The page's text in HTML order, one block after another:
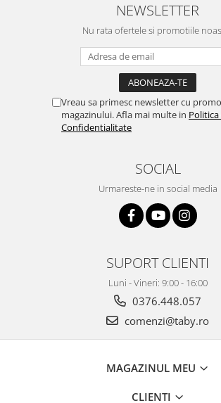
NEWSLETTER
Nu rata ofertele si promotiile
Vreau sa primesc newsletter cu
magazinului. Afla mai multe in Politica
Confidentialitate
SOCIAL
Urmareste-ne in social media
SUPORT CLIENTI
Luni - Vineri: 9:00 - 16:00
0376.448.057
comenzi@taby.ro
MAGAZINUL MEU
CLIENTI